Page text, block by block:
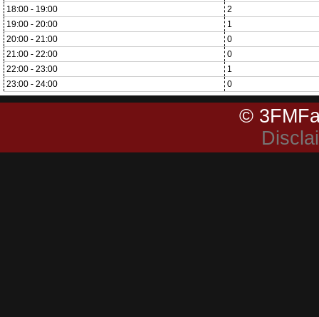
18:00 - 19:00
2
19:00 - 20:00
1
20:00 - 21:00
0
21:00 - 22:00
0
22:00 - 23:00
1
23:00 - 24:00
0
©